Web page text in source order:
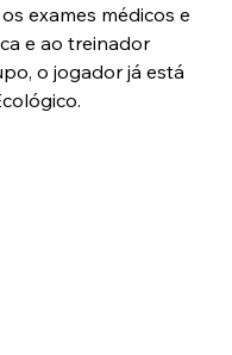
exames médicos e
e ao treinador
o jogador já está